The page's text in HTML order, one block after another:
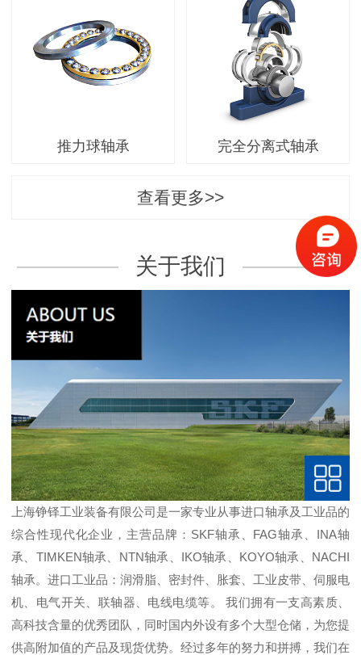
推力球轴承 完全分离式轴承
查看更多>>
关于我们
上海铮铎工业装备有限公司是一家专业从事进口轴承及工业品的
综合性现代化企业，主营品牌：SKF轴承、FAG轴承、INA轴
承、TIMKEN轴承、NTN轴承、IKO轴承、KOYO轴承、NACHI
轴承。进口工业品：润滑脂、密封件、胀套、工业皮带、伺服电
机、电气开关、联轴器、电线电缆等。 我们拥有一支高素质、
高科技含量的优秀团队，同时国内外设有多个大型仓储，为您提
供高附加值的产品及现货优势。经过多年的努力和拼搏，我们在